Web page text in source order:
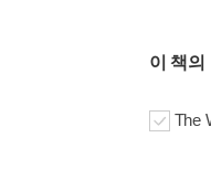
이 책의
The